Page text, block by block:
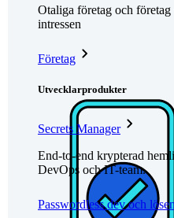
Otaliga företag och
intressen
Företag
Utvecklarprodukter
Secrets Manager
End-to-end krypterad
DevOps och IT-team.
Passwordless.dev och